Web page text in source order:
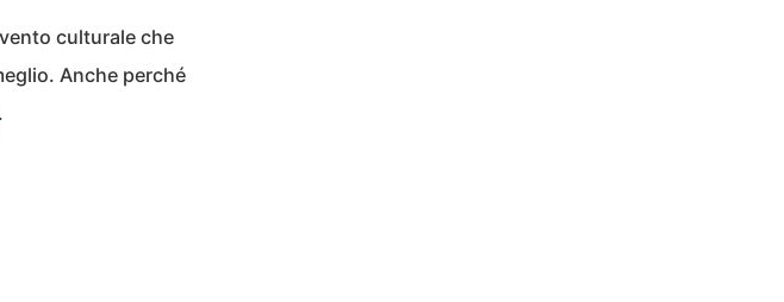
culturale che
Anche perché
.